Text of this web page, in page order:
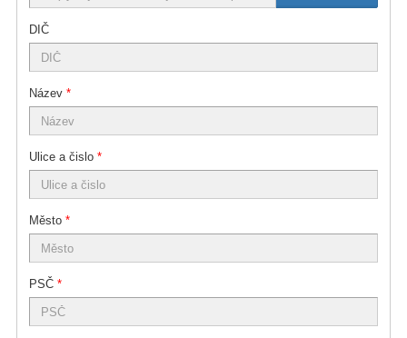
DIČ
Název *
Ulice a čislo *
Město *
PSČ *